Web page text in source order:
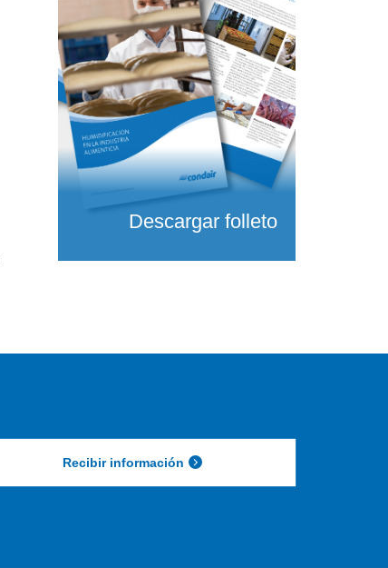
Descargar folleto
Recibir información